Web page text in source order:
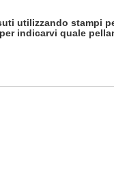
utilizzando stampi
indicarvi quale